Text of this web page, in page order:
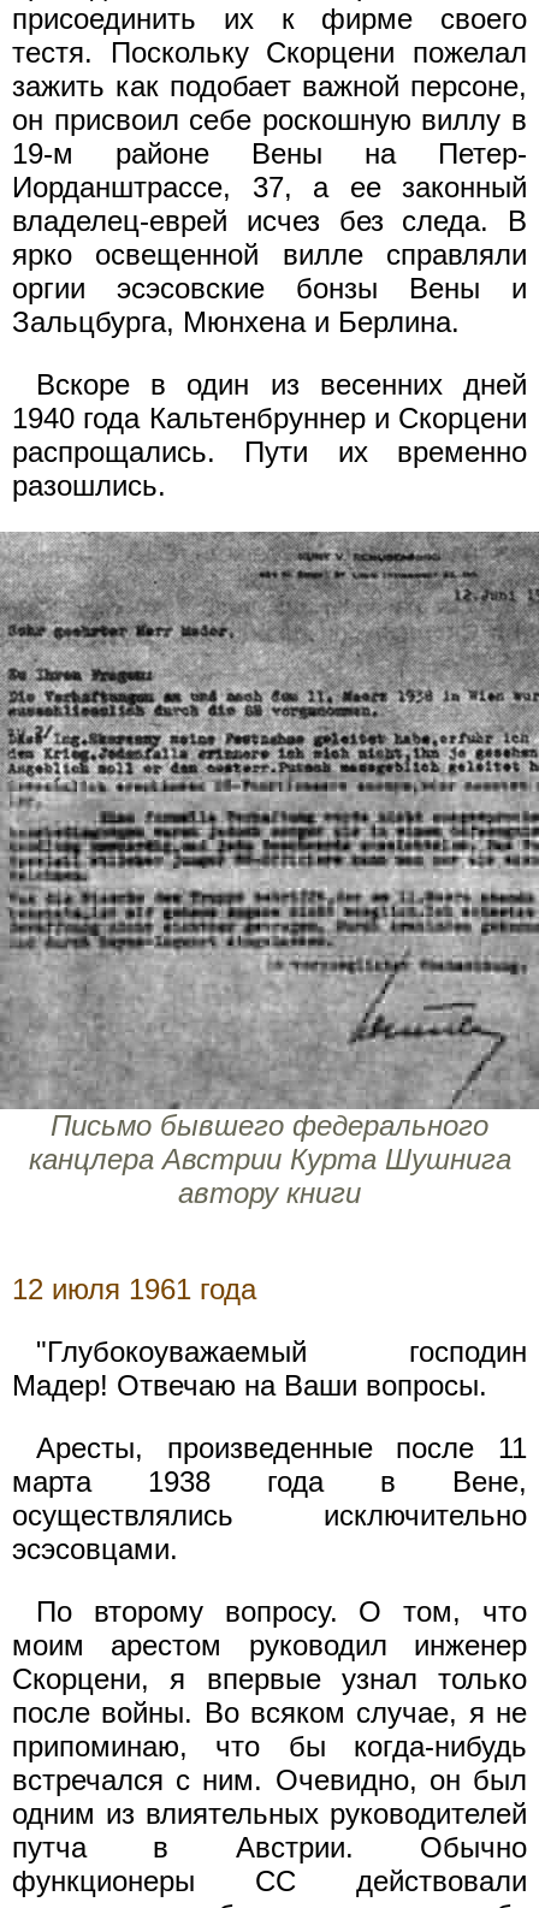
присоединить их к фирме своего
тестя. Поскольку Скорцени пожелал
зажить как подобает важной персоне,
он присвоил себе роскошную виллу в
19-м районе Вены на Петер-
Иорданштрассе, 37, а ее законный
владелец-еврей исчез без следа. В
ярко освещенной вилле справляли
оргии эсэсовские бонзы Вены и
Зальцбурга, Мюнхена и Берлина.
Вскоре в один из весенних дней
1940 года Кальтенбруннер и Скорцени
распрощались. Пути их временно
разошлись.
Письмо бывшего федерального
канцлера Австрии Курта Шушнига
автору книги
12 июля 1961 года
"Глубокоуважаемый господин
Мадер! Отвечаю на Ваши вопросы.
Аресты, произведенные после 11
марта 1938 года в Вене,
осуществлялись исключительно
эсэсовцами.
По второму вопросу. О том, что
моим арестом руководил инженер
Скорцени, я впервые узнал только
после войны. Во всяком случае, я не
припоминаю, что бы когда-нибудь
встречался с ним. Очевидно, он был
одним из влиятельных руководителей
путча в Австрии. Обычно
функционеры СС действовали